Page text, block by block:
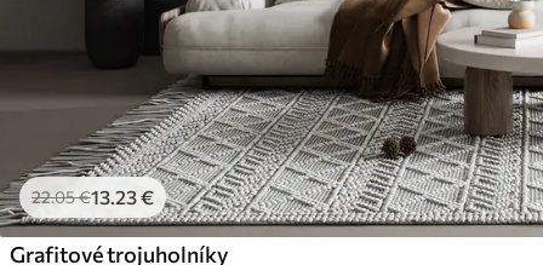
22.05€13.23€
Grafitové trojuholníky